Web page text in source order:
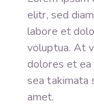
elitr, sed
labore et
voluptua. At
dolores et ea
sea takimata
amet.